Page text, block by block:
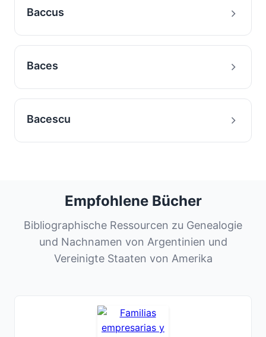
Baccus
Baces
Bacescu
Empfohlene Bücher
Bibliographische Ressourcen zu Genealogie
und Nachnamen von Argentinien und
Vereinigte Staaten von Amerika